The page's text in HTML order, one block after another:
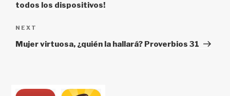
todos los dispositivos!
Next
Post
NEXT
Mujer virtuosa, ¿quién la hallará? Proverbios 31